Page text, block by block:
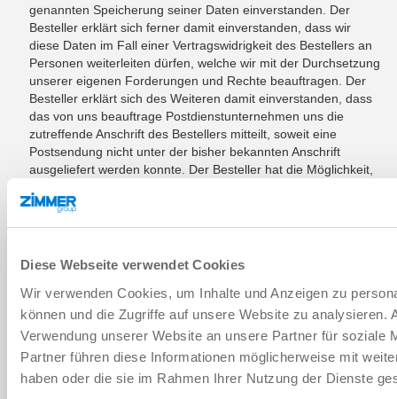
Diese Webseite verwendet Cookies
Wir verwenden Cookies, um Inhalte und Anzeigen zu
können und die Zugriffe auf unsere Website zu analysieren.
Verwendung unserer Website an unsere Partner für soziale
Partner führen diese Informationen möglicherweise mit
haben oder die sie im Rahmen Ihrer Nutzung der Dienste
genannten Speicherung seiner Daten einverstanden. Der
Besteller erklärt sich ferner damit einverstanden, dass wir
diese Daten im Fall einer Vertragswidrigkeit des Bestellers an
Personen weiterleiten dürfen, welche wir mit der Durchsetzung
unserer eigenen Forderungen und Rechte beauftragen. Der
Besteller erklärt sich des Weiteren damit einverstanden, dass
das von uns beauftrage Postdienstunternehmen uns die
zutreffende Anschrift des Bestellers mitteilt, soweit eine
Postsendung nicht unter der bisher bekannten Anschrift
ausgeliefert werden konnte. Der Besteller hat die Möglichkeit,
Nutzung und Bearbeitung seiner Daten jederzeit zu widerrufen.
die seine Person betreffenden gespeicherten Daten, deren
diesbezüglichen Zweck zu verlangen.
§ 15: ANWENDBARES RECHT;
GERICHTSSTAND; SONSTIGES
Für alle Rechtsbeziehungen zwischen uns und dem Besteller